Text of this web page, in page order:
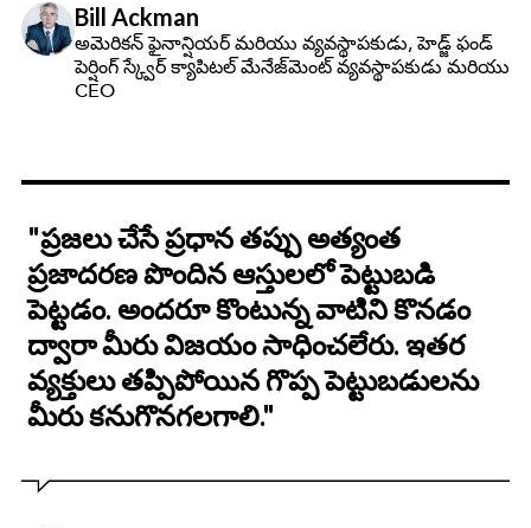
Bill Ackman
అమెరికన్ ఫైనాన్షియర్ మరియు వ్యవస్థాపకుడు, హెడ్జ్ ఫండ్
పెర్షింగ్ స్క్వేర్ క్యాపిటల్ మేనేజ్‌మెంట్ వ్యవస్థాపకుడు మరియు
CEO
"ప్రజలు చేసే ప్రధాన తప్పు అత్యంత
ప్రజాదరణ పొందిన ఆస్తులలో పెట్టుబడి
పెట్టడం. అందరూ కొంటున్న వాటిని కొనడం
ద్వారా మీరు విజయం సాధించలేరు. ఇతర
వ్యక్తులు తప్పిపోయిన గొప్ప పెట్టుబడులను
మీరు కనుగొనగలగాలి."